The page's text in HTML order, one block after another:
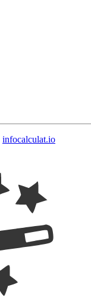
infocalculat.io